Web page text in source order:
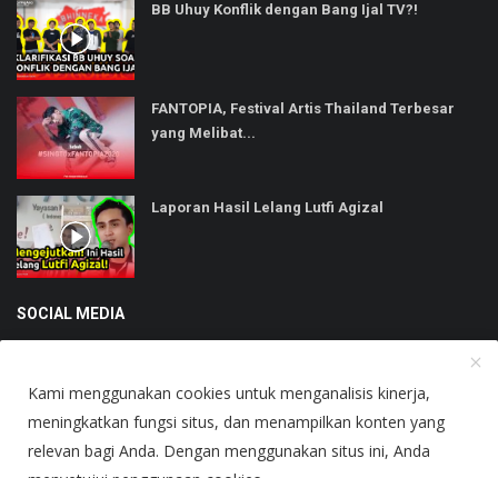
BB Uhuy Konflik dengan Bang Ijal TV?!
FANTOPIA, Festival Artis Thailand Terbesar
yang Melibat...
Laporan Hasil Lelang Lutfi Agizal
SOCIAL MEDIA
Kami menggunakan cookies untuk menganalisis kinerja,
meningkatkan fungsi situs, dan menampilkan konten yang
relevan bagi Anda. Dengan menggunakan situs ini, Anda